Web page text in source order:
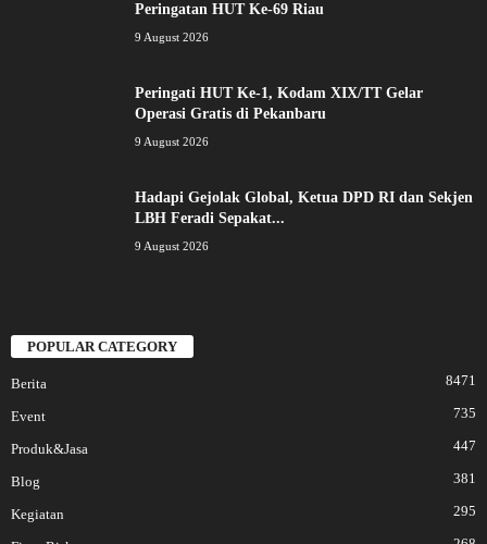
Peringatan HUT Ke-69 Riau
9 August 2026
Peringati HUT Ke-1, Kodam XIX/TT Gelar
Operasi Gratis di Pekanbaru
9 August 2026
Hadapi Gejolak Global, Ketua DPD RI dan Sekjen
LBH Feradi Sepakat...
9 August 2026
POPULAR CATEGORY
Berita 8471
Event 735
Produk&Jasa 447
Blog 381
Kegiatan 295